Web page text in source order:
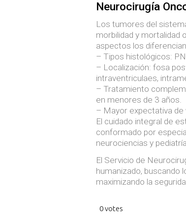
Neurocirugía
Los tumores del
morbilidad y mortalidad
aspectos los
– Tipos histológicos:
– Localización: fosa
intraventriculaes,
– Tratamiento
en menores de 3 años.
– Mayor expectativa de
El cuidado integral de
conformado por
neurociencias y pediatría.
El Servicio de
humanizado, buscando
maximizando la
0 votes